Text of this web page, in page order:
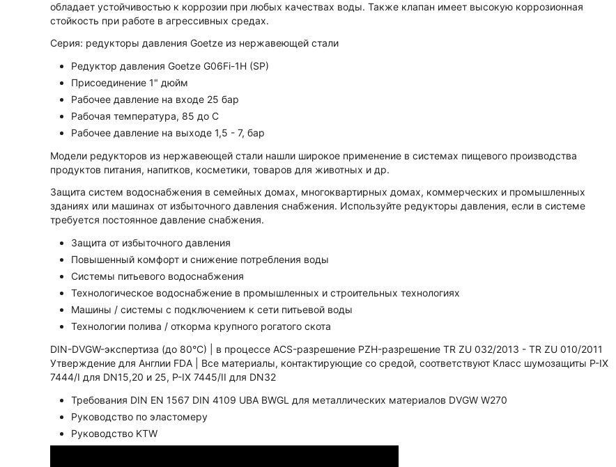
обладает устойчивостью к коррозии при любых качествах воды. Также клапан имеет высокую коррозионная
стойкость при работе в агрессивных средах.
Серия: редукторы давления Goetze из нержавеющей стали
Редуктор давления Goetze G06Fi-1H (SP)
Присоединение 1" дюйм
Рабочее давление на входе 25 бар
Рабочая температура, 85 до С
Рабочее давление на выходе 1,5 - 7, бар
Модели редукторов из нержавеющей стали нашли широкое применение в системах пищевого производства
продуктов питания, напитков, косметики, товаров для животных и др.
Защита систем водоснабжения в семейных домах, многоквартирных домах, коммерческих и промышленных
зданиях или машинах от избыточного давления снабжения. Используйте редукторы давления, если в системе
требуется постоянное давление снабжения.
Защита от избыточного давления
Повышенный комфорт и снижение потребления воды
Системы питьевого водоснабжения
Технологическое водоснабжение в промышленных и строительных технологиях
Машины / системы с подключением к сети питьевой воды
Технологии полива / откорма крупного рогатого скота
DIN-DVGW-экспертиза (до 80°C) | в процессе ACS-разрешение PZH-разрешение TR ZU 032/2013 - TR ZU 010/2011
Утверждение для Англии FDA | Все материалы, контактирующие со средой, соответствуют Класс шумозащиты P-IX
7444/I для DN15,20 и 25, P-IX 7445/II для DN32
Требования DIN EN 1567 DIN 4109 UBA BWGL для металлических материалов DVGW W270
Руководство по эластомеру
Руководство KTW